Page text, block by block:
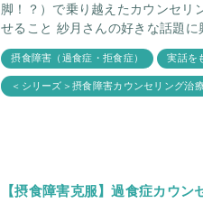
脚！？）で乗り越えたカウンセリング治療体験
せること 紗月さんの好きな話題に
摂食障害（過食症・拒食症） 実話を
＜シリーズ＞摂食障害カウンセリング
【摂食障害克服】過食症カウ